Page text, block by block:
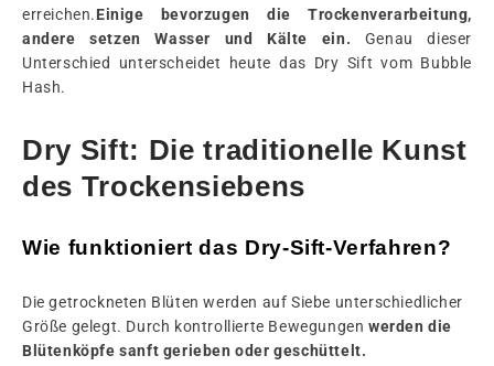
erreichen.Einige bevorzugen die Trockenverarbeitung,
andere setzen Wasser und Kälte ein. Genau dieser
Unterschied unterscheidet heute das Dry Sift vom Bubble
Hash.
Dry Sift: Die traditionelle Kunst
des Trockensiebens
Wie funktioniert das Dry-Sift-Verfahren?
Die getrockneten Blüten werden auf Siebe unterschiedlicher
Größe gelegt. Durch kontrollierte Bewegungenwerden die
Blütenköpfe sanft gerieben oder geschüttelt.